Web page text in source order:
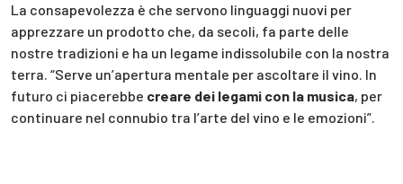
La consapevolezza è che servono linguaggi nuovi per
apprezzare un prodotto che, da secoli, fa parte delle
nostre tradizioni e ha un legame indissolubile con la nostra
terra. “Serve un’apertura mentale per ascoltare il vino. In
futuro ci piacerebbe creare dei legami con la musica, per
continuare nel connubio tra l’arte del vino e le emozioni”.